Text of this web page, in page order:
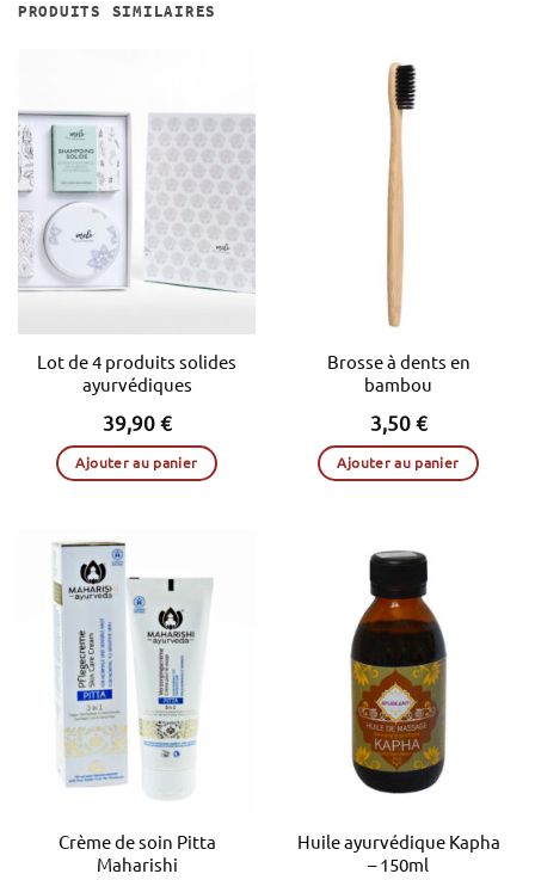
PRODUITS SIMILAIRES
Lot de 4 produits solides
ayurvédiques
39,90€
Ajouter au panier
Brosse à dents en
bambou
3,50€
Ajouter au panier
Crème de soin Pitta
Maharishi
Huile ayurvédique Kapha
– 150ml